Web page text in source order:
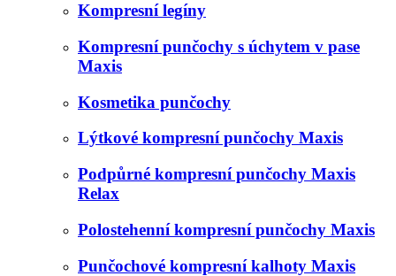
Kompresní legíny
Kompresní punčochy s úchytem v pase
Maxis
Kosmetika punčochy
Lýtkové kompresní punčochy Maxis
Podpůrné kompresní punčochy Maxis
Relax
Polostehenní kompresní punčochy Maxis
Punčochové kompresní kalhoty Maxis